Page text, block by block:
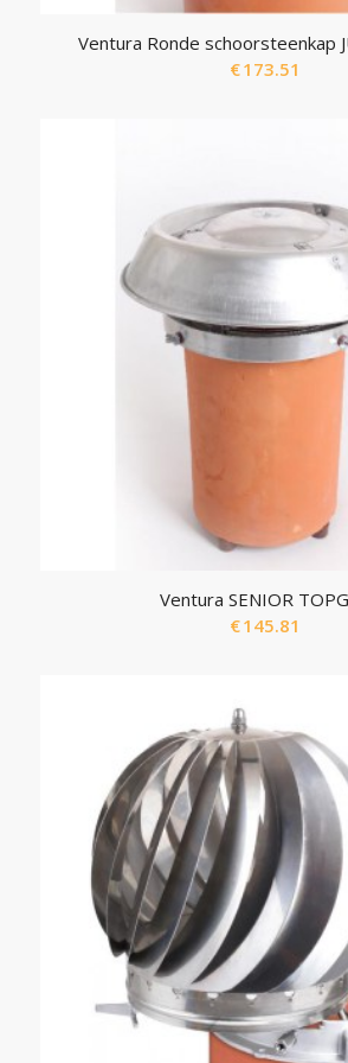
Ventura Ronde schoorsteenkap
€173.51
Ventura SENIOR
€145.81